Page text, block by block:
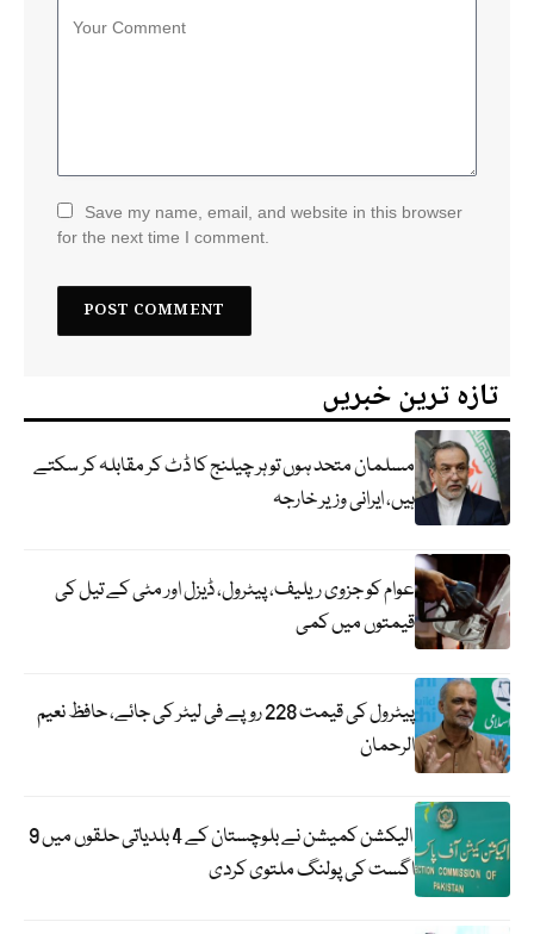
Save my name, email, and website in this browser
for the next time I comment.
تازہ ترین خبریں
مسلمان متحد ہوں تو ہر چیلنج کا ڈٹ کر مقابلہ کر سکتے
ہیں، ایرانی وزیر خارجہ
عوام کو جزوی ریلیف، پیٹرول، ڈیزل اور مٹی کے تیل کی
قیمتوں میں کمی
پیٹرول کی قیمت 228 روپے فی لیٹر کی جائے، حافظ نعیم
الرحمان
الیکشن کمیشن نے بلوچستان کے 4 بلدیاتی حلقوں میں 9
اگست کی پولنگ ملتوی کردی